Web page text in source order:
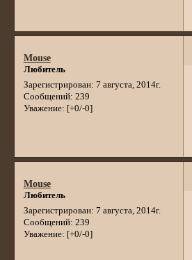
Mouse
Любитель
Зарегистрирован: 7 августа, 2014г.
Сообщений: 239
Уважение: [+0/-0]
Mouse
Любитель
Зарегистрирован: 7 августа, 2014г.
Сообщений: 239
Уважение: [+0/-0]